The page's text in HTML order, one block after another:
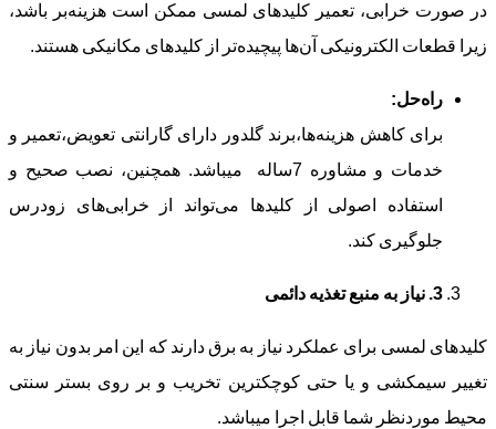
در صورت خرابی، تعمیر کلیدهای لمسی ممکن است هزینه‌بر باشد،
زیرا قطعات الکترونیکی آن‌ها پیچیده‌تر از کلیدهای مکانیکی هستند.
راه‌حل:
برای کاهش هزینه‌ها،برند گلدور دارای گارانتی تعویض،تعمیر و
خدمات و مشاوره 7ساله میباشد. همچنین، نصب صحیح و
استفاده اصولی از کلیدها می‌تواند از خرابی‌های زودرس
جلوگیری کند.
3
. نیاز به منبع تغذیه دائمی
کلیدهای لمسی برای عملکرد نیاز به برق دارند که این امر بدون نیاز به
تغییر سیمکشی و یا حتی کوچکترین تخریب و بر روی بستر سنتی
محیط موردنظر شما قابل اجرا میباشد.